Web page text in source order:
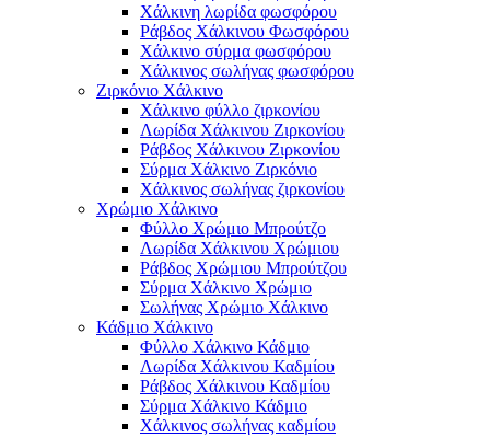
Χάλκινη λωρίδα φωσφόρου
Ράβδος Χάλκινου Φωσφόρου
Χάλκινο σύρμα φωσφόρου
Χάλκινος σωλήνας φωσφόρου
Ζιρκόνιο Χάλκινο
Χάλκινο φύλλο ζιρκονίου
Λωρίδα Χάλκινου Ζιρκονίου
Ράβδος Χάλκινου Ζιρκονίου
Σύρμα Χάλκινο Ζιρκόνιο
Χάλκινος σωλήνας ζιρκονίου
Χρώμιο Χάλκινο
Φύλλο Χρώμιο Μπρούτζο
Λωρίδα Χάλκινου Χρώμιου
Ράβδος Χρώμιου Μπρούτζου
Σύρμα Χάλκινο Χρώμιο
Σωλήνας Χρώμιο Χάλκινο
Κάδμιο Χάλκινο
Φύλλο Χάλκινο Κάδμιο
Λωρίδα Χάλκινου Καδμίου
Ράβδος Χάλκινου Καδμίου
Σύρμα Χάλκινο Κάδμιο
Χάλκινος σωλήνας καδμίου